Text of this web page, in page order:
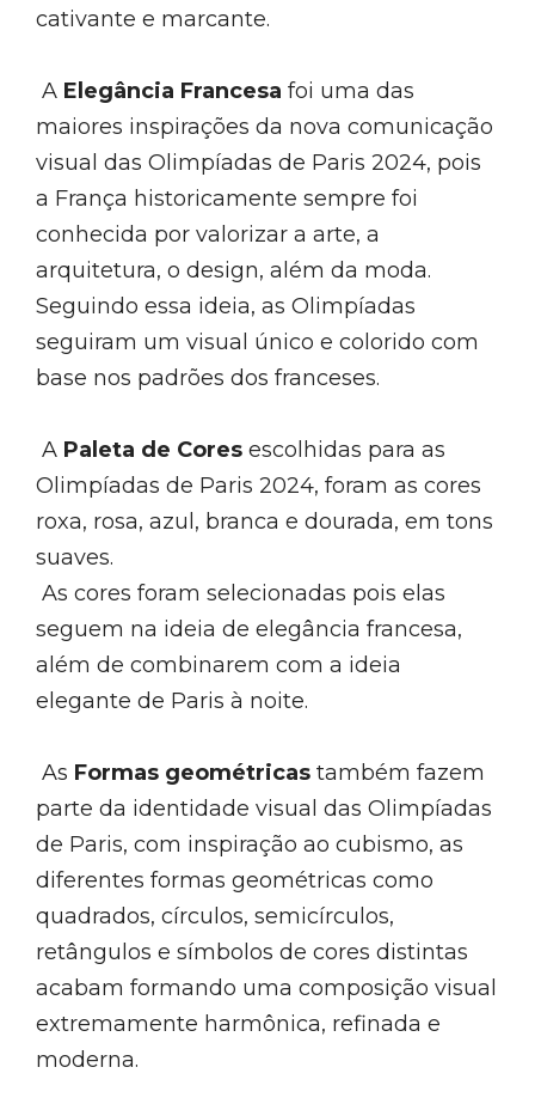
cativante e marcante.
A Elegância Francesa foi uma das
maiores inspirações da nova comunicação
visual das Olimpíadas de Paris 2024, pois
a França historicamente sempre foi
conhecida por valorizar a arte, a
arquitetura, o design, além da moda.
Seguindo essa ideia, as Olimpíadas
seguiram um visual único e colorido com
base nos padrões dos franceses.
A Paleta de Cores escolhidas para as
Olimpíadas de Paris 2024, foram as cores
roxa, rosa, azul, branca e dourada, em tons
suaves.
As cores foram selecionadas pois elas
seguem na ideia de elegância francesa,
além de combinarem com a ideia
elegante de Paris à noite.
As Formas geométricas também fazem
parte da identidade visual das Olimpíadas
de Paris, com inspiração ao cubismo, as
diferentes formas geométricas como
quadrados, círculos, semicírculos,
retângulos e símbolos de cores distintas
acabam formando uma composição visual
extremamente harmônica, refinada e
moderna.